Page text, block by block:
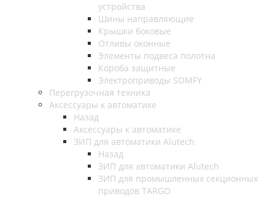
устройства
Шины направляющие
Крышки боковые
Отливы оконные
Элементы подвеса полотна
Короба защитные
Электроприводы SOMFY
Перегрузочная техника
Аксессуары к автоматике
Назад
Аксессуары к автоматике
ЗИП для автоматики Alutech
Назад
ЗИП для автоматики Alutech
ЗИП для промышленных секционных
приводов TARGO